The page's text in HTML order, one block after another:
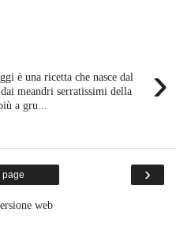
›
è una ricetta che nasce dal
meandri serratissimi della
a gru...
›
page
web